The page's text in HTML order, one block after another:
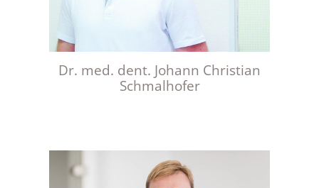
Dr. med. dent. Johann Christian
Schmalhofer